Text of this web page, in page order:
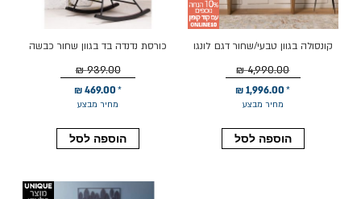
קונסולה בגוון טבעי/שחור דגם לונגו
מחיר מבצע
1,996.00 ₪
4,990.00 ₪
הוספה לסל
כורסת נדנדה בד בגוון שחור כבשה
מחיר מבצע
469.00 ₪
939.00 ₪
הוספה לסל